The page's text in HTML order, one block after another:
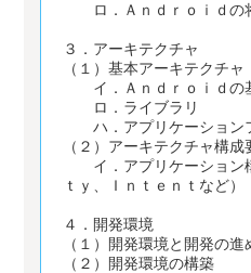
ロ．Ａｎｄｒｏｉｄの
３．アーキテクチャ
（１）基本アーキテクチャ
イ．Ａｎｄｒｏｉｄの
ロ．ライブラリ
ハ．アプリケーション
（２）アーキテクチャ構成
イ．アプリケーション
ｔｙ、Ｉｎｔｅｎｔなど）
４．開発環境
（１）開発環境と開発の進
（２）開発環境の構築